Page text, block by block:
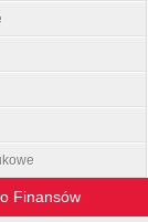
Finansów